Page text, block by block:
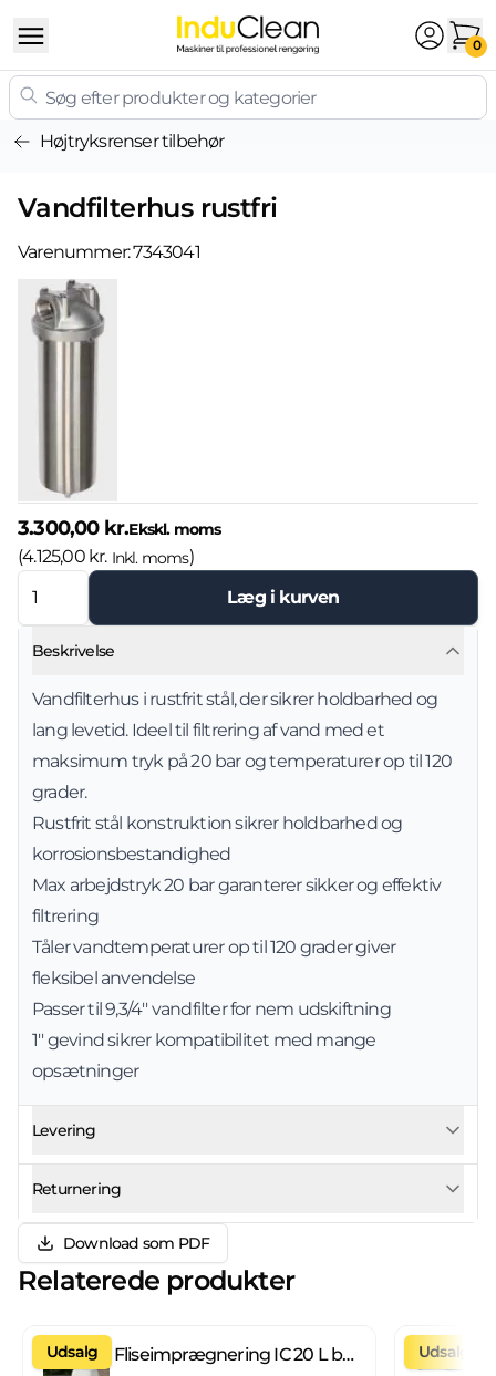
0
Højtryksrenser tilbehør
Vandfilterhus rustfri
Varenummer:7343041
3.300,00 kr.Ekskl. moms
(4.125,00 kr. Inkl. moms)
Læg i kurven
Beskrivelse
Vandfilterhus i rustfrit stål, der sikrer holdbarhed og
lang levetid. Ideel til filtrering af vand med et
maksimum tryk på 20 bar og temperaturer op til 120
grader.
Rustfrit stål konstruktion sikrer holdbarhed og
korrosionsbestandighed
Max arbejdstryk 20 bar garanterer sikker og effektiv
filtrering
Tåler vandtemperaturer op til 120 grader giver
fleksibel anvendelse
Passer til 9,3/4'' vandfilter for nem udskiftning
1'' gevind sikrer kompatibilitet med mange
opsætninger
Levering
Returnering
Download som PDF
Relaterede produkter
Udsalg Fliseimprægnering IC 20 L brugsklar Udsalg